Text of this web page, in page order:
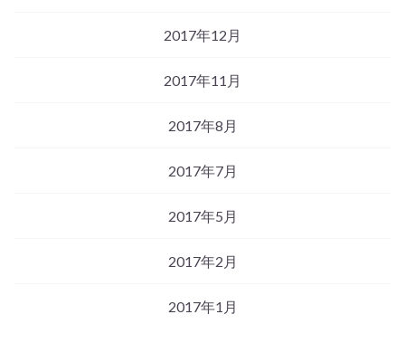
2017年12月
2017年11月
2017年8月
2017年7月
2017年5月
2017年2月
2017年1月